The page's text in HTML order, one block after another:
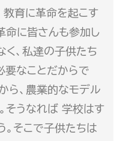
育に革命を起こす
命に皆さんも参加し
く、私達の子供たち
要なことだからで
ら、農業的なモデル
そうなれば 学校はす
。そこで子供たちは